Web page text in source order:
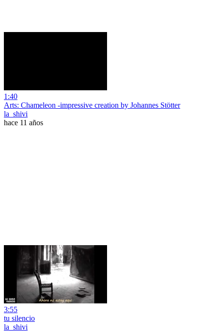
1:40
Arts: Chameleon -impressive creation by Johannes Stötter
la_shivi
hace 11 años
3:55
tu silencio
la_shivi